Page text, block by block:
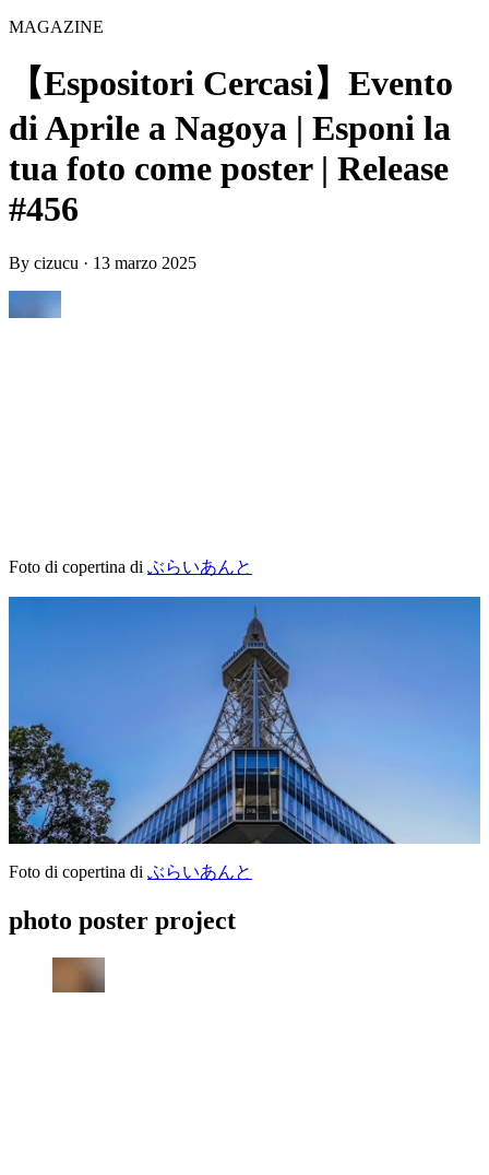
MAGAZINE
【Espositori Cercasi】Evento
di Aprile a Nagoya | Esponi la
tua foto come poster | Release
#456
By cizucu · 13 marzo 2025
Foto di copertina di ぶらいあんと
Foto di copertina di ぶらいあんと
photo poster project